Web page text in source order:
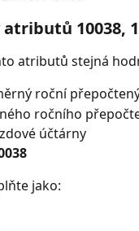
10038,
atributů stejná
roční
ročního
účtárny
jako: